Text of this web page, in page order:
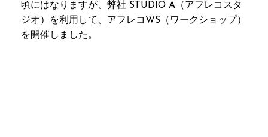
頃にはなりますが、弊社 STUDIO A（アフレコスタ
ジオ）を利用して、アフレコWS（ワークショップ）
を開催しました。